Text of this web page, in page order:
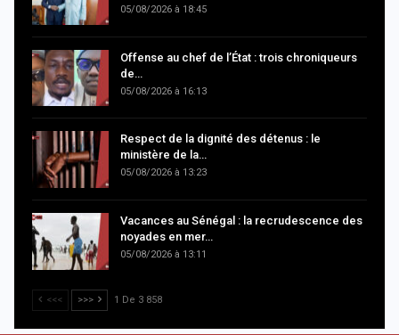
05/08/2026 à 18:45
Offense au chef de l’État : trois chroniqueurs
de…
05/08/2026 à 16:13
Respect de la dignité des détenus : le
ministère de la…
05/08/2026 à 13:23
Vacances au Sénégal : la recrudescence des
noyades en mer…
05/08/2026 à 13:11
<<< >>> 1 De 3 858